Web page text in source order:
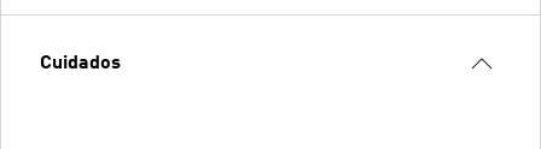
Cuidados